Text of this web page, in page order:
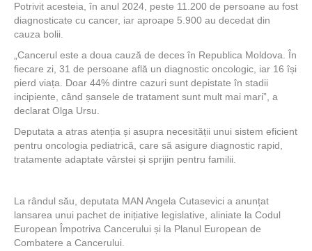
Potrivit acesteia, în anul 2024, peste 11.200 de persoane au fost
diagnosticate cu cancer, iar aproape 5.900 au decedat din
cauza bolii.
„Cancerul este a doua cauză de deces în Republica Moldova. În
fiecare zi, 31 de persoane află un diagnostic oncologic, iar 16 își
pierd viața. Doar 44% dintre cazuri sunt depistate în stadii
incipiente, când șansele de tratament sunt mult mai mari”, a
declarat Olga Ursu.
Deputata a atras atenția și asupra necesității unui sistem eficient
pentru oncologia pediatrică, care să asigure diagnostic rapid,
tratamente adaptate vârstei și sprijin pentru familii.
La rândul său, deputata MAN Angela Cutasevici a anunțat
lansarea unui pachet de inițiative legislative, aliniate la Codul
European Împotriva Cancerului și la Planul European de
Combatere a Cancerului.